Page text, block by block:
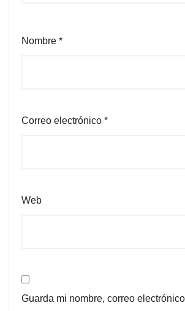
Nombre *
Correo electrónico *
Web
Guarda mi nombre, correo